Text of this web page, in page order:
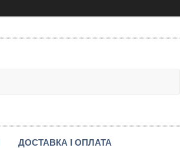
ДОСТАВКА І ОПЛАТА